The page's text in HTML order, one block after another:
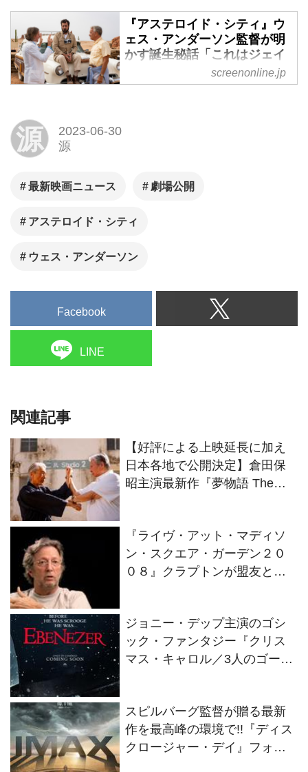
『アステロイド・シティ』ウ
ェス・アンダーソン監督が明
かす誕生秘話「これはジェイ
ソン・シュワルツマンのため
につくられた」 - SCREEN
ィ』より、監督自身が明かす作
品の誕生秘話が公開された。さ
ワルツマン、トム・ハンクスの
screenonline.jp
源
2023-06-30
源
最新映画ニュース 劇場公開
アステロイド・シティ
ウェス・アンダーソン
Facebook
LINE
関連記事
【好評による上映延長に加え
日本各地で公開決定】倉田保
昭主演最新作『夢物語 The
『ライヴ・アット・マディソ
ン・スクエア・ガーデン２０
０８』クラプトンが盟友との
ジョニー・デップ主演のゴシ
ック・ファンタジー『クリス
マス・キャロル／3人のゴース
スピルバーグ監督が贈る最新
作を最高峰の環境で!!『ディス
クロージャー・デイ』フォー